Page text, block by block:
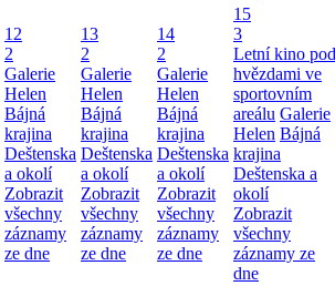
12
2
Galerie
Helen
Bájná
krajina
Deštenska
a okolí
Zobrazit
všechny
záznamy
ze dne
13
2
Galerie
Helen
Bájná
krajina
Deštenska
a okolí
Zobrazit
všechny
záznamy
ze dne
14
2
Galerie
Helen
Bájná
krajina
Deštenska
a okolí
Zobrazit
všechny
záznamy
ze dne
15
3
Letní kino pod
hvězdami ve
sportovním
areálu Galerie
Helen Bájná
krajina
Deštenska a
okolí
Zobrazit
všechny
záznamy ze
dne